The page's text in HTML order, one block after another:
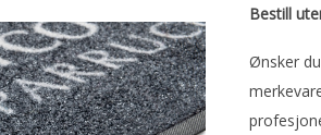
Bestill
Ønsker